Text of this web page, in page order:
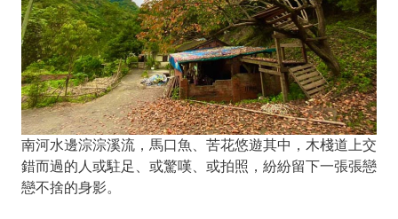
南河水邊淙淙溪流，馬口魚、苦花悠遊其中，木棧道上交
錯而過的人或駐足、或驚嘆、或拍照，紛紛留下一張張戀
戀不捨的身影。